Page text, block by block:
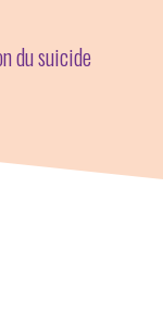
du suicide